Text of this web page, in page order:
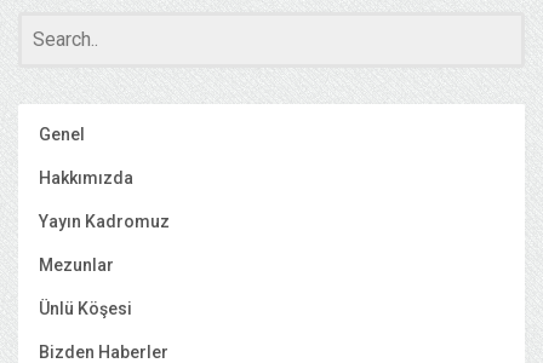
Genel
Hakkımızda
Yayın Kadromuz
Mezunlar
Ünlü Köşesi
Bizden Haberler